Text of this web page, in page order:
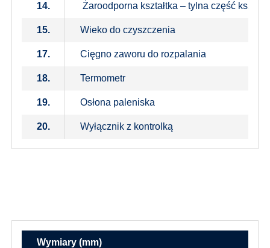
14. Żaroodporna kształtka – tylna część
15. Wieko do czyszczenia
17. Cięgno zaworu do rozpalania
18. Termometr
19. Osłona paleniska
20. Wyłącznik z kontrolką
Wymiary (mm)